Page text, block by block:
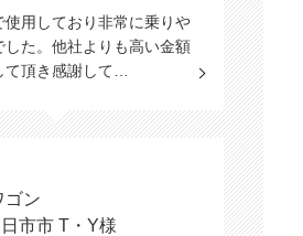
使用しており非常に乗りや
した。他社よりも高い金額
て頂き感謝して…
ゴン
市市 T・Y様